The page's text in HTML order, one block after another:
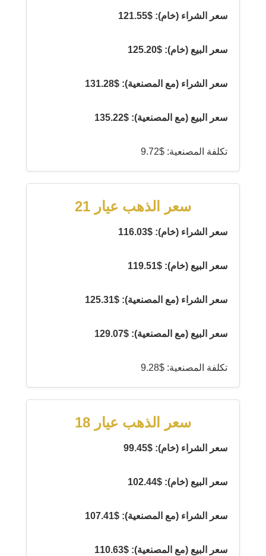
سعر الشراء (خام): $121.55
سعر البيع (خام): $125.20
سعر الشراء (مع المصنعية): $131.28
سعر البيع (مع المصنعية): $135.22
تكلفة المصنعية: $9.72
سعر الذهب عيار 21
سعر الشراء (خام): $116.03
سعر البيع (خام): $119.51
سعر الشراء (مع المصنعية): $125.31
سعر البيع (مع المصنعية): $129.07
تكلفة المصنعية: $9.28
سعر الذهب عيار 18
سعر الشراء (خام): $99.45
سعر البيع (خام): $102.44
سعر الشراء (مع المصنعية): $107.41
سعر البيع (مع المصنعية): $110.63